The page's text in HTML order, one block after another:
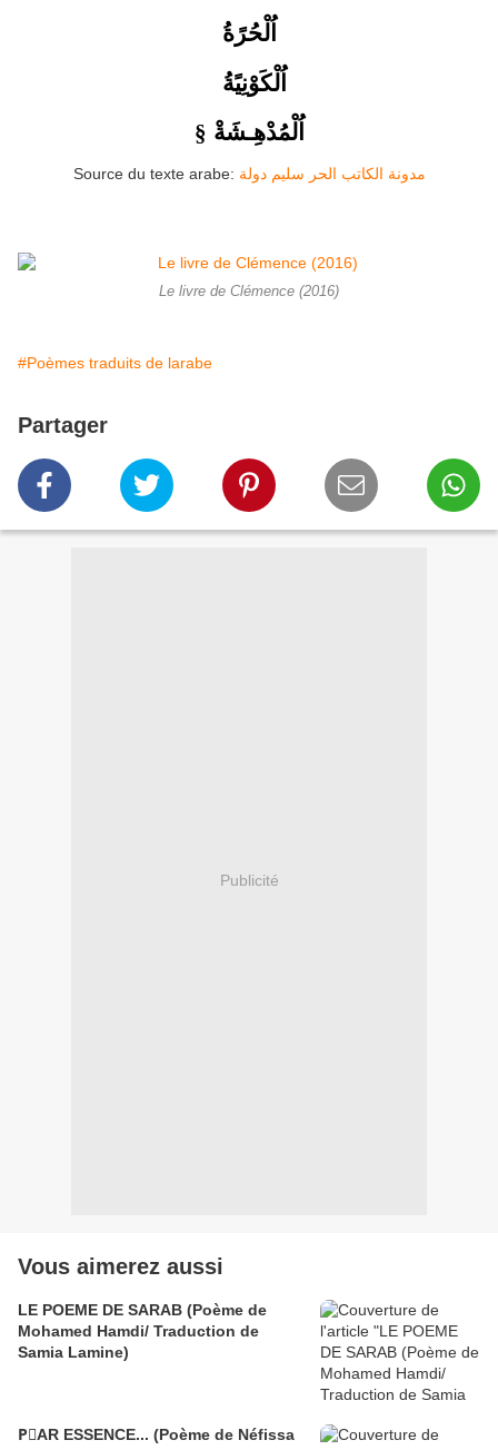
اُلْحُرًةُ
اُلْكَوْنِيًةُ
§ اُلْمُدْهِـشَةْ
Source du texte arabe: مدونة الكاتب الحر سليم دولة
Le livre de Clémence (2016)
#Poèmes traduits de larabe
Partager
Publicité
Vous aimerez aussi
LE POEME DE SARAB (Poème de
Mohamed Hamdi/ Traduction de
Samia Lamine)
PَAR ESSENCE... (Poème de Néfissa